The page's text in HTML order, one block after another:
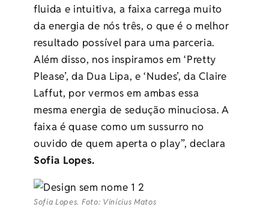
fluida e intuitiva, a faixa carrega muito
da energia de nós três, o que é o melhor
resultado possível para uma parceria.
Além disso, nos inspiramos em ‘Pretty
Please’, da Dua Lipa, e ‘Nudes’, da Claire
Laffut, por vermos em ambas essa
mesma energia de sedução minuciosa. A
faixa é quase como um sussurro no
ouvido de quem aperta o play”, declara
Sofia Lopes.
Sofia Lopes. Foto: Vinícius Matos